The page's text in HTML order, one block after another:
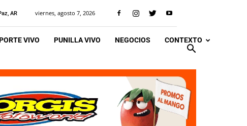
AR viernes, agosto 7, 2026
VIVO PUNILLA VIVO NEGOCIOS CONTEXTO